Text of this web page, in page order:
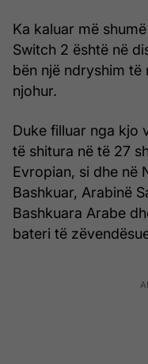
Ka kaluar më
Switch 2 është në
bën një ndryshim të
njohur.
Duke filluar nga kjo
të shitura në të 27
Evropian, si dhe në
Bashkuar, Arabinë
Bashkuara Arabe
bateri të